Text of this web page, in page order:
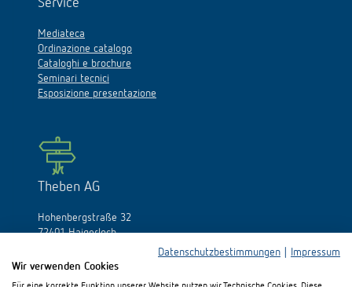
Service
Mediateca
Ordinazione catalogo
Cataloghi e brochure
Seminari tecnici
Esposizione presentazione
Theben AG
Hohenbergstraße 32
72401 Haigerloch
Datenschutzbestimmungen
Impressum
Wir verwenden Cookies